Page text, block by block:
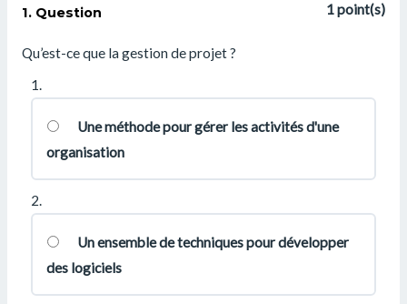
1. Question 1point(s)
Qu’est-ce que la gestion de projet ?
1.
Une méthode pour gérer les activités d'une
organisation
2.
Un ensemble de techniques pour développer
des logiciels